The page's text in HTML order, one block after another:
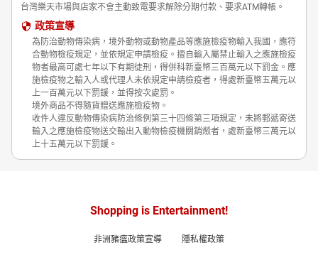
台灣樂天市場與店家不會主動致電要求解除分期付款、要求ATM轉帳。
政策宣導
為防治動物傳染病，境外動物或動物產品等應施檢疫物輸入我國，應符
合動物檢疫規定，並依規定申請檢疫。擅自輸入屬禁止輸入之應施檢疫
物者最高可處七年以下有期徒刑，得併科新臺幣三百萬元以下罰金。應
施檢疫物之輸入人或代理人未依規定申請檢疫者，得處新臺幣五萬元以
上一百萬元以下罰鍰，並得按次處罰。
境外商品不得隨貨贈送應施檢疫物。
收件人違反動物傳染病防治條例第三十四條第三項規定，未將郵遞寄送
輸入之應施檢疫物送交輸出入動物檢疫機關銷燬者，處新臺幣三萬元以
上十五萬元以下罰鍰。
Shopping is Entertainment!
非洲豬瘟政策宣導 隱私權政策